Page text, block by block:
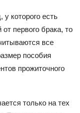
у которого есть
первого брака, то
все
пособия
прожиточного
только на тех